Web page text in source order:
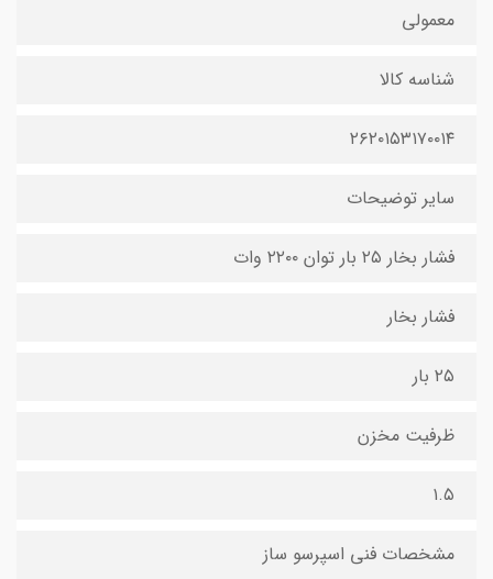
معمولی
شناسه کالا
۲۶۲۰۱۵۳۱۷۰۰۱۴
سایر توضیحات
فشار بخار ۲۵ بار توان ۲۲۰۰ وات
فشار بخار
۲۵ بار
ظرفیت مخزن
۱.۵
مشخصات فنی اسپرسو ساز